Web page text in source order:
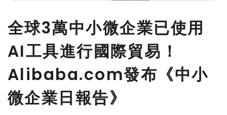
全球3萬中小微企業已使用
AI工具進行國際貿易！
Alibaba.com發布《中小
微企業日報告》